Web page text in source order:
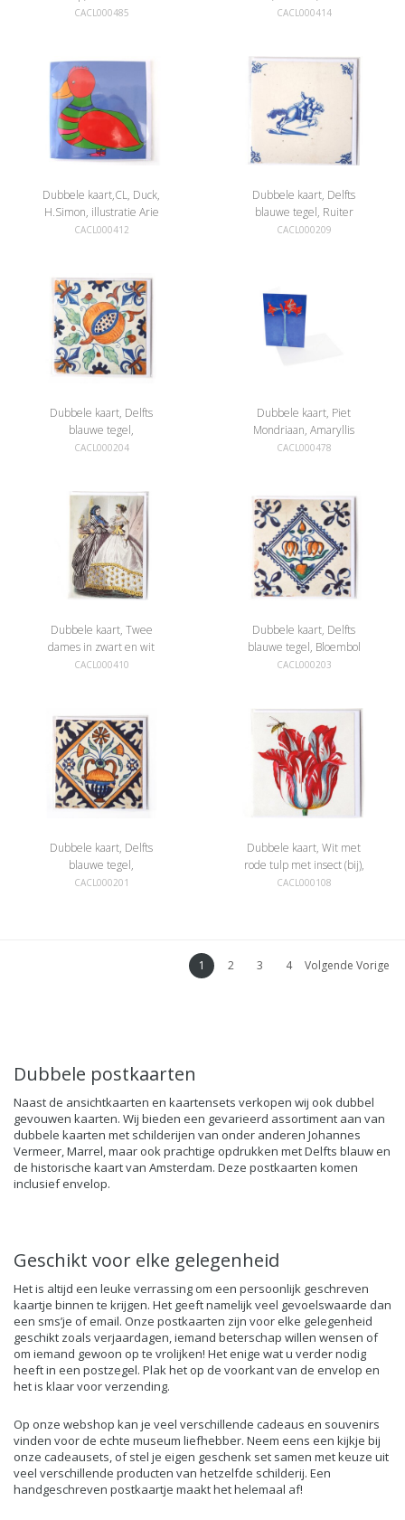
CACL000485
aria
CACL000414
Dubbele kaart,CL, Duck,
H.Simon, illustratie Arie
CACL000412
Dubbele kaart, Delfts
blauwe tegel, Ruiter
CACL000209
Dubbele kaart, Delfts
blauwe tegel,
Granaatappel
CACL000204
Dubbele kaart, Piet
Mondriaan, Amaryllis
CACL000478
Dubbele kaart, Twee
dames in zwart en wit
CACL000410
Dubbele kaart, Delfts
blauwe tegel, Bloembol
CACL000203
Dubbele kaart, Delfts
blauwe tegel,
Bloemenvaas
CACL000201
Dubbele kaart, Wit met
rode tulp met insect (bij),
Marrel
CACL000108
1 2 3 4 Volgende Vorige
Dubbele postkaarten
Naast de ansichtkaarten en kaartensets verkopen wij ook dubbel
gevouwen kaarten. Wij bieden een gevarieerd assortiment aan van
dubbele kaarten met schilderijen van onder anderen Johannes
Vermeer, Marrel, maar ook prachtige opdrukken met Delfts blauw en
de historische kaart van Amsterdam. Deze postkaarten komen
inclusief envelop.
Geschikt voor elke gelegenheid
Het is altijd een leuke verrassing om een persoonlijk geschreven
kaartje binnen te krijgen. Het geeft namelijk veel gevoelswaarde dan
een sms’je of email. Onze postkaarten zijn voor elke gelegenheid
geschikt zoals verjaardagen, iemand beterschap willen wensen of
om iemand gewoon op te vrolijken! Het enige wat u verder nodig
heeft in een postzegel. Plak het op de voorkant van de envelop en
het is klaar voor verzending.
Op onze webshop kan je veel verschillende cadeaus en souvenirs
vinden voor de echte museum liefhebber. Neem eens een kijkje bij
onze cadeausets, of stel je eigen geschenk set samen met keuze uit
veel verschillende producten van hetzelfde schilderij. Een
handgeschreven postkaartje maakt het helemaal af!